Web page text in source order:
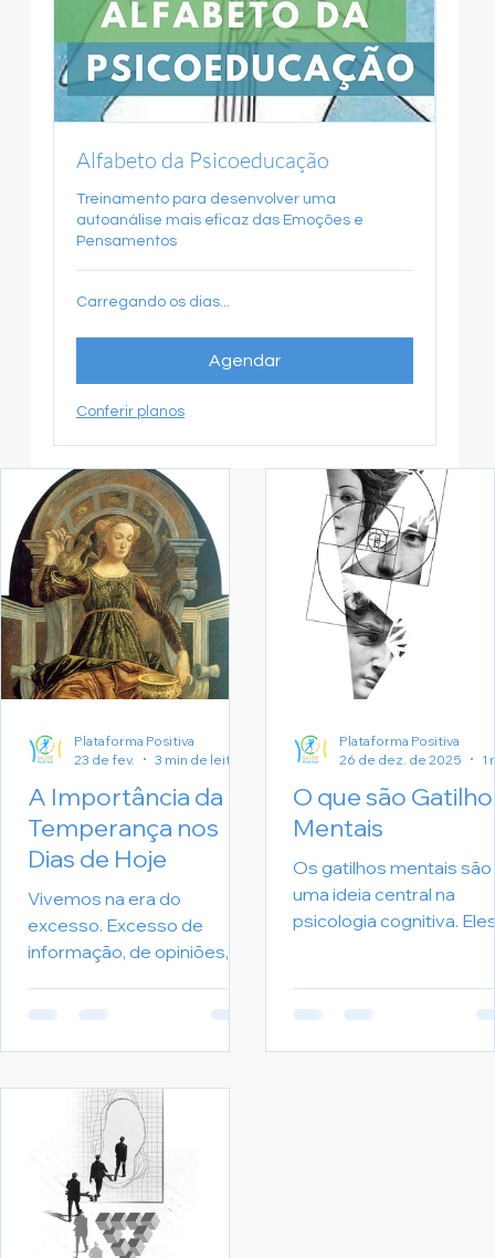
Alfabeto da Psicoeducação
Treinamento para desenvolver uma
autoanálise mais eficaz das Emoções e
Pensamentos
Carregando os dias...
Agendar
Conferir planos
A Importância da
Temperança nos
Dias de Hoje
Vivemos na era do
excesso. Excesso de
informação, de opiniões, de
agora. Nesse cenário
acelerado, a temperança
deixou de ser apenas uma
virtude filosófica antiga e
se tornou uma habilidade
essencial para quem
deseja viver com equilíbrio,
clareza e propósito. A
Plataforma Positiva
23 de fev.
3 min de leitura
O que são
Mentais
Os gatilhos mentais são
uma ideia central na
psicologia cognitiva.
eventos ou situações
Plataforma Positiva
26 de dez. de 2025